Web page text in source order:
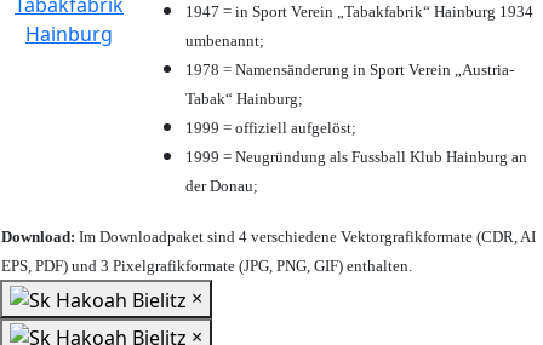
1947 = in Sport Verein „Tabakfabrik“ Hainburg 1934
umbenannt;
1978 = Namensänderung in Sport Verein „Austria-
Tabak“ Hainburg;
1999 = offiziell aufgelöst;
1999 = Neugründung als Fussball Klub Hainburg an
der Donau;
Download: Im Downloadpaket sind 4 verschiedene Vektorgrafikformate (CDR, AI
EPS, PDF) und 3 Pixelgrafikformate (JPG, PNG, GIF) enthalten.
×
×